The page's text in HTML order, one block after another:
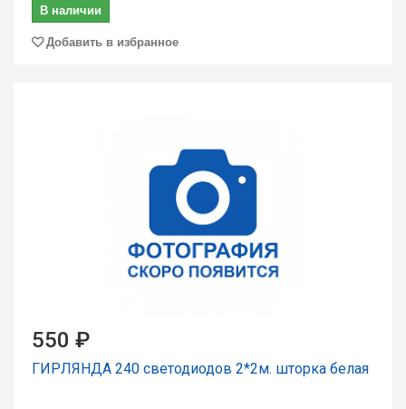
В наличии
Добавить в избранное
550 ₽
ГИРЛЯНДА 240 светодиодов 2*2м. шторка белая